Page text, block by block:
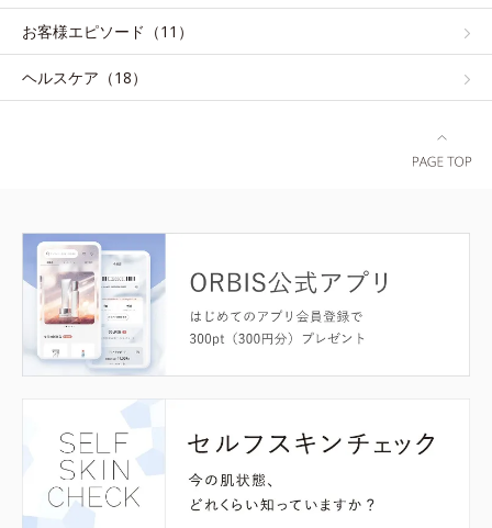
お客様エピソード（11）
ヘルスケア（18）